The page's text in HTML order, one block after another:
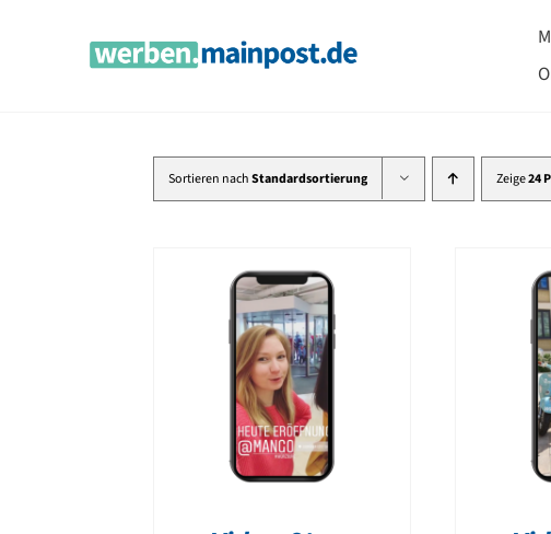
Sortieren nachStandardsortierung Zeige24